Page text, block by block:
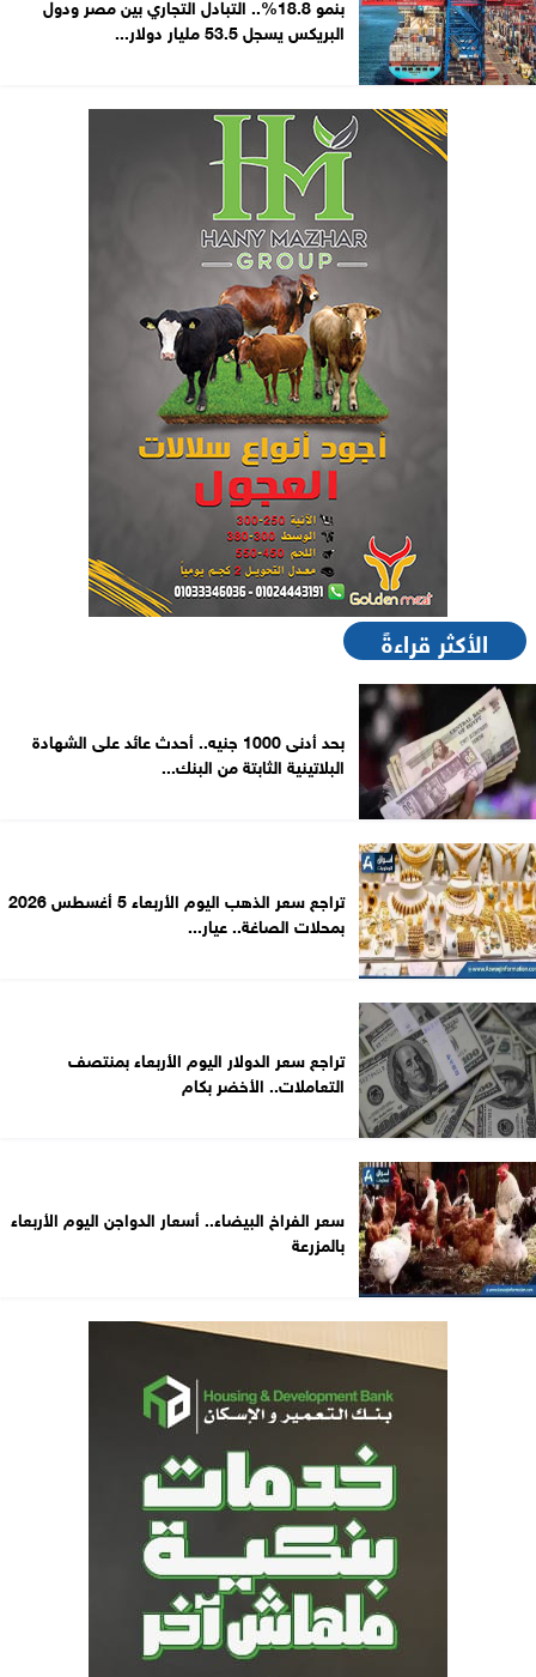
البريكس يسجل 53.5 مليار دولار...
الأكثر قراءةً
بحد أدنى 1000 جنيه.. أحدث عائد على الشهادة
البلاتينية الثابتة من البنك...
تراجع سعر الذهب اليوم الأربعاء 5 أغسطس 2026
بمحلات الصاغة.. عيار...
تراجع سعر الدولار اليوم الأربعاء بمنتصف
التعاملات.. الأخضر بكام
سعر الفراخ البيضاء.. أسعار الدواجن اليوم الأربعاء
بالمزرعة